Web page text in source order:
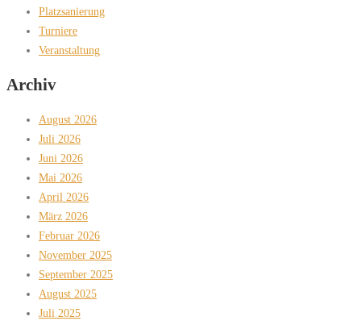
Platzsanierung
Turniere
Veranstaltung
Archiv
August 2026
Juli 2026
Juni 2026
Mai 2026
April 2026
März 2026
Februar 2026
November 2025
September 2025
August 2025
Juli 2025